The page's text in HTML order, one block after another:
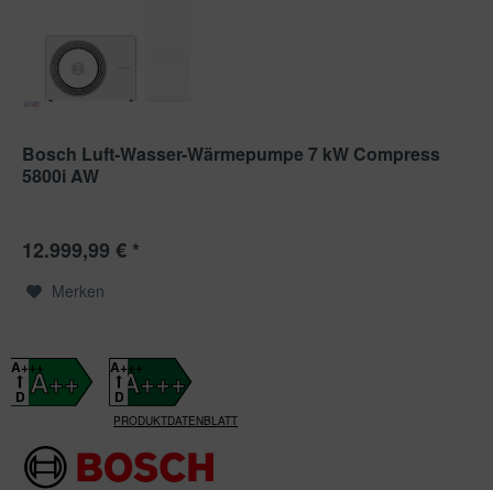
Bosch Luft-Wasser-Wärmepumpe 7 kW Compress
5800i AW
12.999,99 € *
Merken
A++
A+++
D
A+++
A+++
D
PRODUKTDATENBLATT